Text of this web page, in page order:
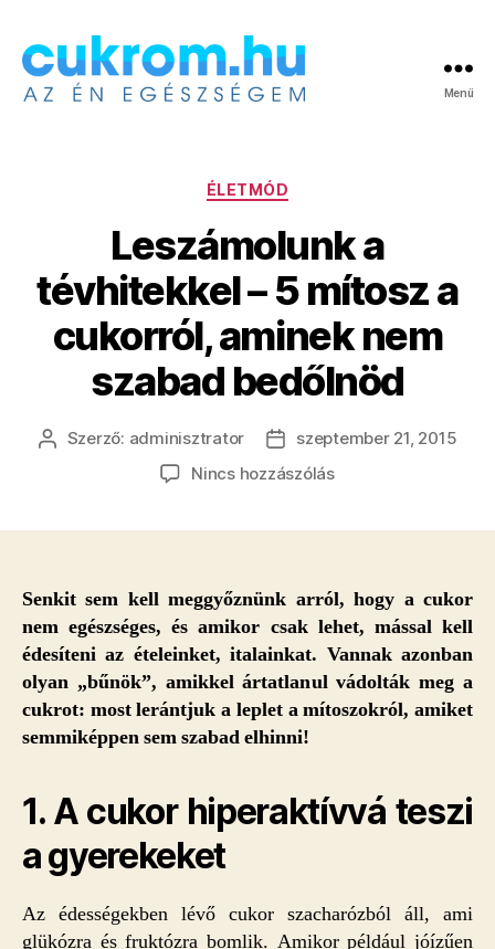
Menü
Kategóriák
ÉLETMÓD
Leszámolunk a
tévhitekkel – 5 mítosz a
cukorról, aminek nem
szabad bedőlnöd
Bejegyzés
Szerző: adminisztrator
Bejegyzés
dátuma
szeptember 21, 2015
Nincs hozzászólása(z)
5
mítosz
cukorról,
aminek
nem
Senkit sem kell meggyőznünk arról, hogy a cukor
nem egészséges, és amikor csak lehet, mással kell
édesíteni az ételeinket, italainkat. Vannak azonban
olyan „bűnök”, amikkel ártatlanul vádolták meg a
cukrot: most lerántjuk a leplet a mítoszokról, amiket
semmiképpen sem szabad elhinni!
1. A cukor hiperaktívvá teszi
a gyerekeket
Az édességekben lévő cukor szacharózból áll, ami
glükózra és fruktózra bomlik. Amikor például jóízűen